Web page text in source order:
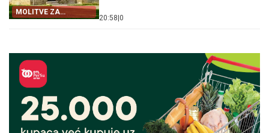
MOLITVE ZA
ZDRAVLJE I USPJEH
20:58 0